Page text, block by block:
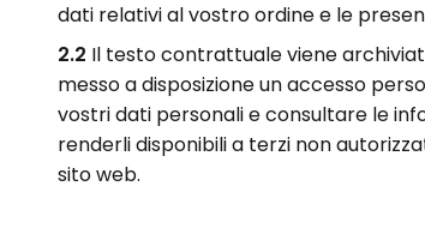
dati relativi al vostro ordine e le
2.2 Il testo contrattuale viene
messo a disposizione un accesso
vostri dati personali e consultare le
renderli disponibili a terzi non
sito web.